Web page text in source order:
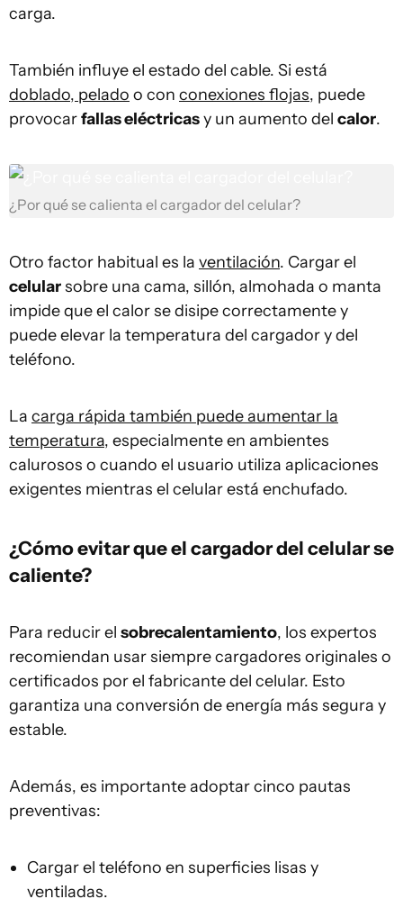
carga.
También influye el estado del cable. Si está
doblado, pelado o con conexiones flojas, puede
provocarfallas eléctricasy un aumento del calor.
¿Por qué se calienta el cargador del celular?
Otro factor habitual es la ventilación. Cargar el
celularsobre una cama, sillón, almohada o manta
impide que el calor se disipe correctamente y
puede elevar la temperatura del cargador y del
teléfono.
La carga rápida también puede aumentar la
temperatura, especialmente en ambientes
calurosos o cuando el usuario utiliza aplicaciones
exigentes mientras el celular está enchufado.
¿Cómo evitar que el cargador del celular se
caliente?
Para reducir el sobrecalentamiento, los expertos
recomiendan usar siempre cargadores originales o
certificados por el fabricante del celular. Esto
garantiza una conversión de energía más segura y
estable.
Además, es importante adoptar cinco pautas
preventivas:
Cargar el teléfono en superficies lisas y
ventiladas.